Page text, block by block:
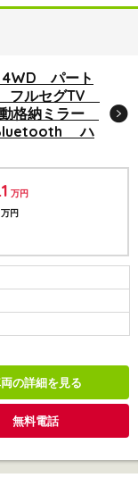
4WD パート
フルセグTV
格納ミラー
ハ
.1 万円
万円
の詳細を見る
無料電話